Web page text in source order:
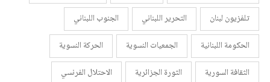
تلفزيون لبنان
التحرير اللبناني
الجنوب اللبناني
الحكومة اللبنانية
الجمعيات النسوية
الحركة النسوية
الثقافة السورية
الثورة الجزائرية
الاحتلال الفرنسي